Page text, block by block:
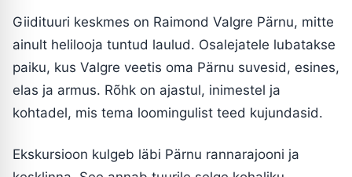
Giidituuri keskmes on Raimond Valgre Pärnu, mitte
ainult helilooja tuntud laulud. Osalejatele lubatakse
paiku, kus Valgre veetis oma Pärnu suvesid, esines,
elas ja armus. Rõhk on ajastul, inimestel ja
kohtadel, mis tema loomingulist teed kujundasid.
Ekskursioon kulgeb läbi Pärnu rannarajooni ja